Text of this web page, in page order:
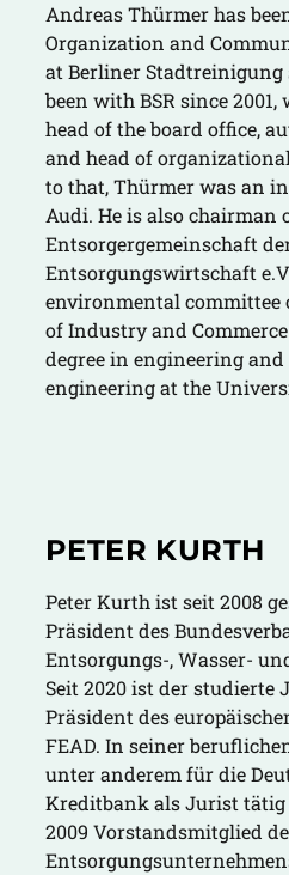
Andreas Thürmer has
Organization and
at Berliner Stadtreinigung
been with BSR since 2001,
head of the board office,
and head of
to that, Thürmer was an
Audi. He is also chairman
Entsorgergemeinschaft
Entsorgungswirtschaft
environmental committee
of Industry and
degree in engineering
engineering at the
PETER KURTH
Peter Kurth ist seit 2008
Präsident des
Entsorgungs-, Wasser-
Seit 2020 ist der studierte
Präsident des
FEAD. In seiner
unter anderem für die
Kreditbank als Jurist tätig
2009 Vorstandsmitglied